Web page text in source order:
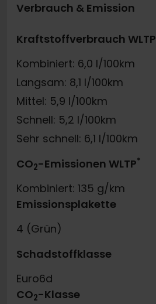
Verbrauch & Emission
Kraftstoffverbrauch WLTP
Kombiniert: 6,0 l/100km
Langsam: 8,1 l/100km
Mittel: 5,9 l/100km
Schnell: 5,2 l/100km
Sehr schnell: 6,1 l/100km
CO2-Emissionen WLTP*
Kombiniert: 135 g/km
Emissionsplakette
4 (Grün)
Schadstoffklasse
Euro6d
CO2-Klasse